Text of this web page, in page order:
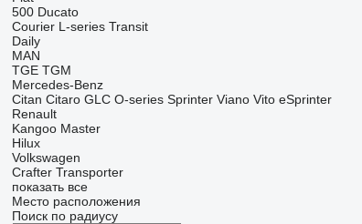
500 Ducato
Courier L-series Transit
Daily
MAN
TGE TGM
Mercedes-Benz
Citan Citaro GLC O-series Sprinter Viano Vito eSprinter
Renault
Kangoo Master
Hilux
Volkswagen
Crafter Transporter
показать все
Место расположения
Поиск по радиусу